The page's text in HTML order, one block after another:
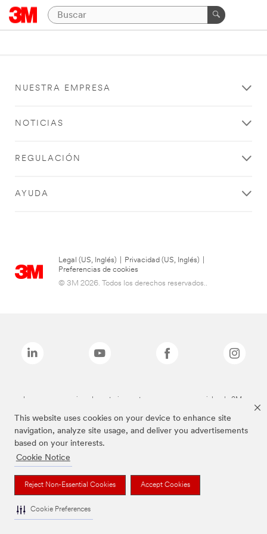
This website uses cookies on your device to enhance site
navigation, analyze site usage, and deliver you advertisements
based on your interests.
Cookie Notice
Reject Non-Essential Cookies Accept Cookies
Cookie Preferences
NUESTRA EMPRESA
NOTICIAS
REGULACIÓN
AYUDA
Legal (US, Inglés) Privacidad (US, Inglés)
Preferencias de cookies
© 3M 2026. Todos los derechos reservados..
Las marcas mencionadas anteriormente son marcas comerciales de 3M.